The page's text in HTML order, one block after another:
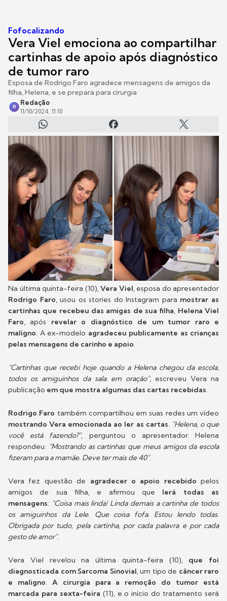
Fofocalizando
Vera Viel emociona ao compartilhar
cartinhas de apoio após diagnóstico
de tumor raro
Esposa de Rodrigo Faro agradece mensagens de amigos da
filha, Helena, e se prepara para cirurgia
R
Redação
11/10/2024, 11:10
Na última quinta-feira (10),Vera Viel, esposa do apresentador
Rodrigo Faro, usou os stories do Instagram para mostrar as
cartinhas que recebeu das amigas de sua filha, Helena Viel
Faro, após revelar o diagnóstico de um tumor raro e
maligno. A ex-modelo agradeceu publicamente as crianças
pelas mensagens de carinho e apoio.
"Cartinhas que recebi hoje quando a Helena chegou da escola,
todos os amiguinhos da sala em oração", escreveu Vera na
publicação em que mostra algumas das cartas recebidas.
Rodrigo Faro também compartilhou em suas redes um vídeo
mostrando Vera emocionada ao ler as cartas. "Helena, o que
você está fazendo?", perguntou o apresentador. Helena
respondeu: "Mostrando as cartinhas que meus amigos da escola
fizeram para a mamãe. Deve ter mais de 40".
Vera fez questão de agradecer o apoio recebido pelos
amigos de sua filha, e afirmou que lerá todas as
mensagens: "Coisa mais linda! Linda demais a cartinha de todos
os amiguinhos da Lele. Que coisa fofa. Estou lendo todas.
Obrigada por tudo, pela cartinha, por cada palavra e por cada
gesto de amor".
Vera Viel revelou na última quinta-feira (10), que foi
diagnosticada com Sarcoma Sinovial, um tipo de câncer raro
e maligno. A cirurgia para a remoção do tumor está
marcada para sexta-feira (11), e o início do tratamento será